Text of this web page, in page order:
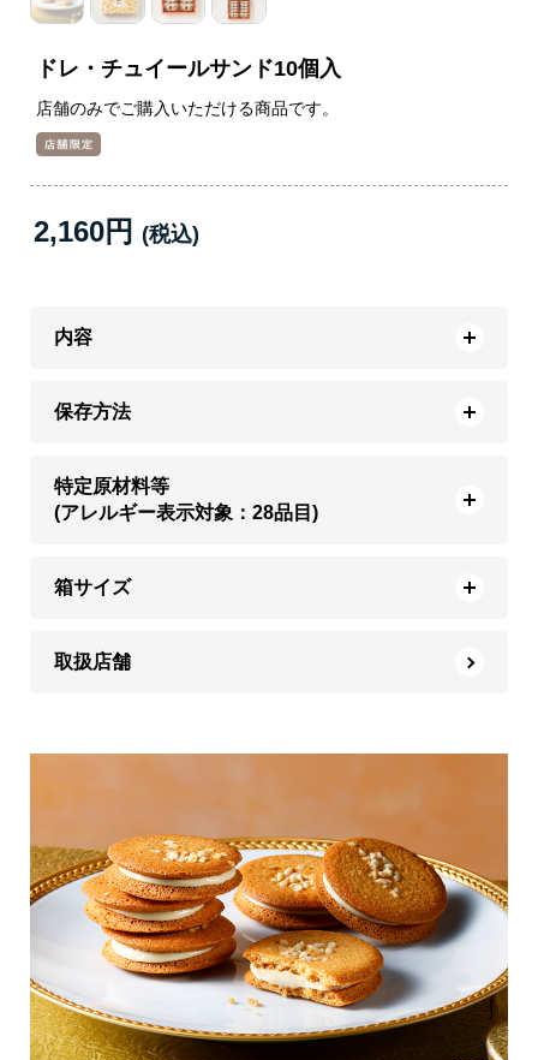
ドレ・チュイールサンド10個入
店舗のみでご購入いただける商品です。
2,160円
内容
保存方法
特定原材料等
(アレルギー表示対象：28品目)
箱サイズ
取扱店舗